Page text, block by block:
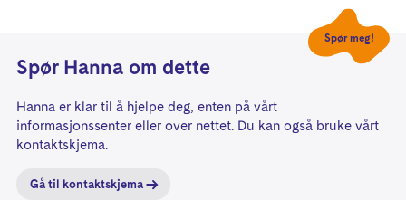
Spør Hanna om dette
Hanna er klar til å hjelpe deg, enten på vårt
informasjonssenter eller over nettet. Du kan også bruke vårt
kontaktskjema.
Gå til kontaktskjema
Spør meg!